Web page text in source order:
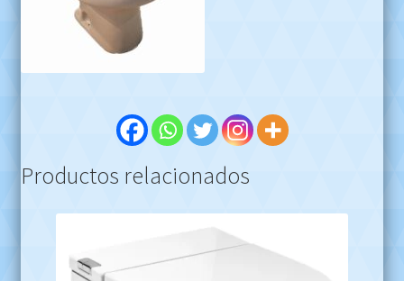
Productos relacionados